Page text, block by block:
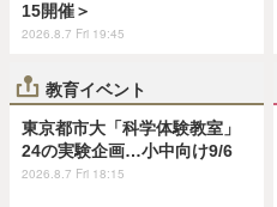
15開催＞
2026.8.7 Fri 19:45
教育イベント
東京都市大「科学体験教室」
24の実験企画…小中向け9/6
2026.8.7 Fri 18:15